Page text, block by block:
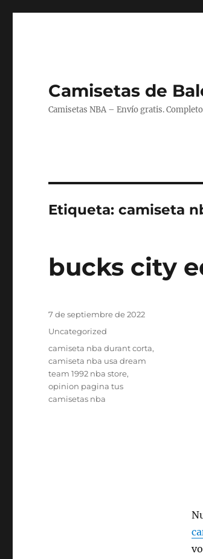
Camisetas de
Camisetas NBA – Envío gratis.
Etiqueta:camiseta
bucks city
Publicado
7 de septiembre de 2022
Categorías
Uncategorized
Etiquetas
camiseta nba durant corta,
camiseta nba usa dream
team 1992 nba store,
opinion pagina tus
camisetas nba